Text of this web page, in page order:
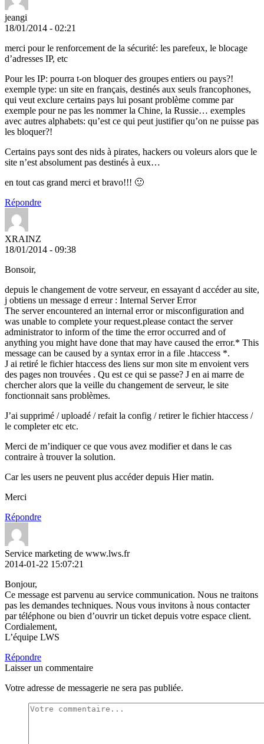
jeangi
18/01/2014 - 02:21
merci pour le renforcement de la sécurité: les parefeux, le blocage
d’adresses IP, etc
Pour les IP: pourra t-on bloquer des groupes entiers ou pays?!
exemple type: un site en français, destinés aux seuls francophones,
qui veut exclure certains pays lui posant problème comme par
exemple pour ne pas les nommer la Chine, la Russie… exemples
avec autres alphabets: qu’est ce qui peut justifier qu’on ne puisse pas
les bloquer?!
Certains pays sont des nids à pirates, hackers ou voleurs alors que le
site n’est absolument pas destinés à eux…
en tout cas grand merci et bravo!!! 🙂
Répondre
XRAINZ
18/01/2014 - 09:38
Bonsoir,
depuis le changement de votre serveur, en essayant d accéder au site,
j obtiens un message d erreur : Internal Server Error
The server encountered an internal error or misconfiguration and
was unable to complete your request.please contact the server
administrator to inform of the time the error occurred and of
anything you might have done that may have caused the error.* This
message can be caused by a syntax error in a file .htaccess *.
J ai retiré le fichier htaccess des liens sur mon site m envoient vers
des pages non trouvées . Qu est ce qui se passe? J en ai marre de
chercher alors que la veille du changement de serveur, le site
fonctionnait sans problèmes.
J’ai supprimé / uploadé / refait la config / retirer le fichier htaccess /
le completer etc etc.
Merci de m’indiquer ce que vous avez modifier et dans le cas
contraire à trouver la solution.
Car les users ne peuvent plus accéder depuis Hier matin.
Merci
Répondre
Service marketing de www.lws.fr
2014-01-22 15:07:21
Bonjour,
Ce message est parvenu au service communication. Nous ne traitons
pas les demandes techniques. Nous vous invitons à nous contacter
par téléphone ou bien d’ouvrir un ticket depuis votre espace client.
Cordialement,
L’équipe LWS
Répondre
Laisser un commentaire
Votre adresse de messagerie ne sera pas publiée.